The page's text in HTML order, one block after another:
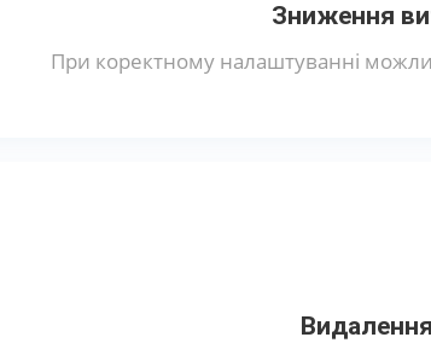
Зниження
При коректному налаштуванні